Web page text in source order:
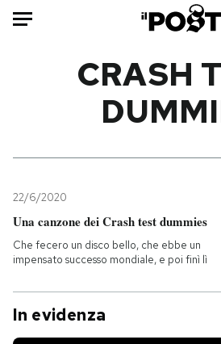
Mondo
Tecnologia
Internet
Scienza
Sport
Ok
CRASH
22/6/2020
Una canzone dei Crash test dummies
Che fecero un disco bello, che ebbe un
impensato successo mondiale, e poi finì lì
In evidenza